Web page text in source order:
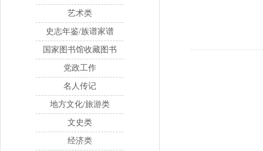
艺术类
史志年鉴/族谱家谱
国家图书馆收藏图书
党政工作
名人传记
地方文化/旅游类
文史类
经济类